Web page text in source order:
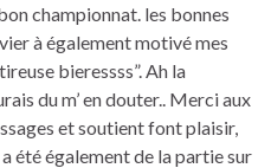
championnat. les bonnes
à également motivé mes
bieressss”. Ah la
du m’ en douter.. Merci aux
et soutient font plaisir,
été également de la partie sur